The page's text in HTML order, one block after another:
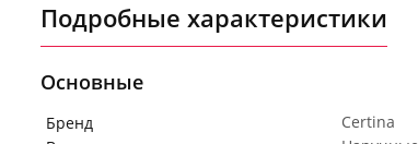
Подробные характеристики
Основные
Бренд
Certina